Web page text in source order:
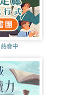
熱賣中